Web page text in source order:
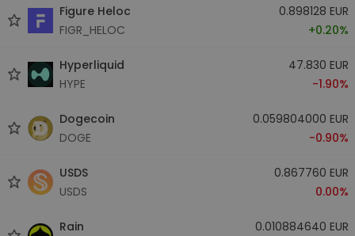
Figure Heloc
FIGR_HELOC
0.898128 EUR
+0.20%
Hyperliquid
HYPE
47.830 EUR
-1.90%
Dogecoin
DOGE
0.059804000 EUR
-0.90%
USDS
USDS
0.867760 EUR
0.00%
Rain
0.010884640 EUR